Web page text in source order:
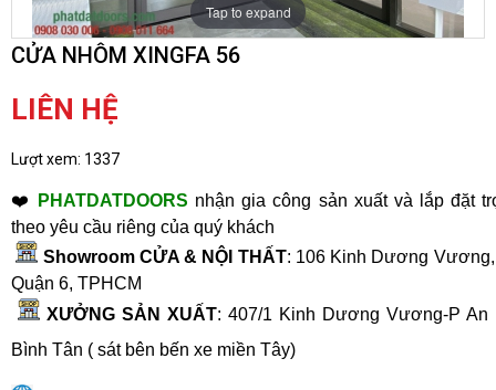
Tap to expand
CỬA NHÔM XINGFA 56
LIÊN HỆ
Lượt xem: 1337
❤️ PHATDATDOORS nhận gia công sản xuất và lắp đặt
theo yêu cầu riêng của quý khách
Showroom CỬA & NỘI THẤT: 106 Kinh Dương Vương,
Quận 6, TPHCM
XƯỞNG SẢN XUẤT: 407/1 Kinh Dương Vương-P An
Bình Tân ( sát bên bến xe miền Tây)